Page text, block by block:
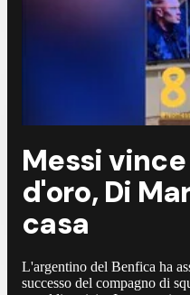
Messi
d'oro, Di
casa
L'argentino del Benfica ha
successo del compagno di